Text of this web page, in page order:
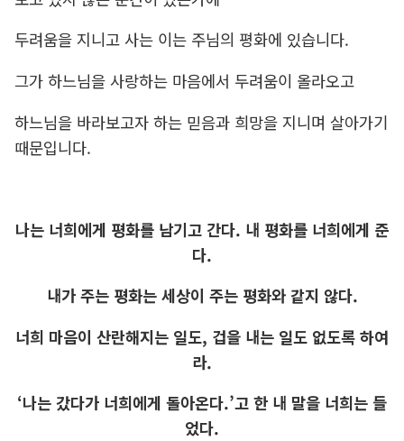
두려움을 지니고 사는 이는 주님의 평화에 있습니다.
그가 하느님을 사랑하는 마음에서 두려움이 올라오고
하느님을 바라보고자 하는 믿음과 희망을 지니며 살아가기
때문입니다.
나는 너희에게 평화를 남기고 간다. 내 평화를 너희에게 준
다.
내가 주는 평화는 세상이 주는 평화와 같지 않다.
너희 마음이 산란해지는 일도, 겁을 내는 일도 없도록 하여
라.
‘나는 갔다가 너희에게 돌아온다.’고 한 내 말을 너희는 들
었다.